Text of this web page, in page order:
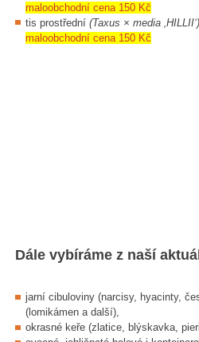
maloobchodní cena 150 Kč
tis prostřední (Taxus × media ‚HILLII‘)
maloobchodní cena 150 Kč
Dále vybíráme z naší
jarní cibuloviny (narcisy, hyacinty,
(lomikámen a další),
okrasné keře (zlatice, blýskavka,